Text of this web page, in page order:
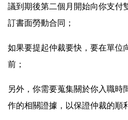
議到期後第二個月開始向你支付
訂書面勞動合同；
如果要提起仲裁要快，要在單位
前；
另外，你需要蒐集關於你入職時
作的相關證據，以保證仲裁的順